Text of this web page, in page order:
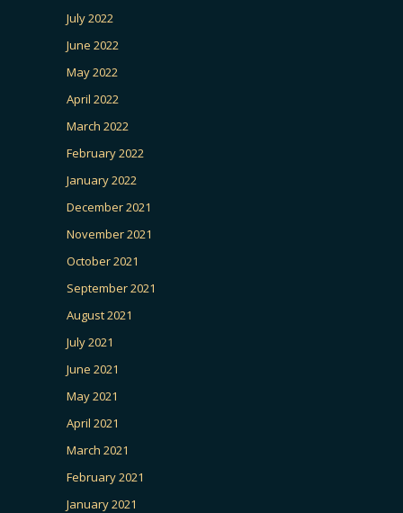
July 2022
June 2022
May 2022
April 2022
March 2022
February 2022
January 2022
December 2021
November 2021
October 2021
September 2021
August 2021
July 2021
June 2021
May 2021
April 2021
March 2021
February 2021
January 2021